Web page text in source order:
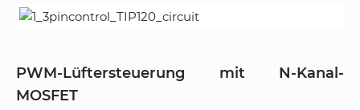
PWM-Lüftersteuerung mit N-Kanal-
MOSFET